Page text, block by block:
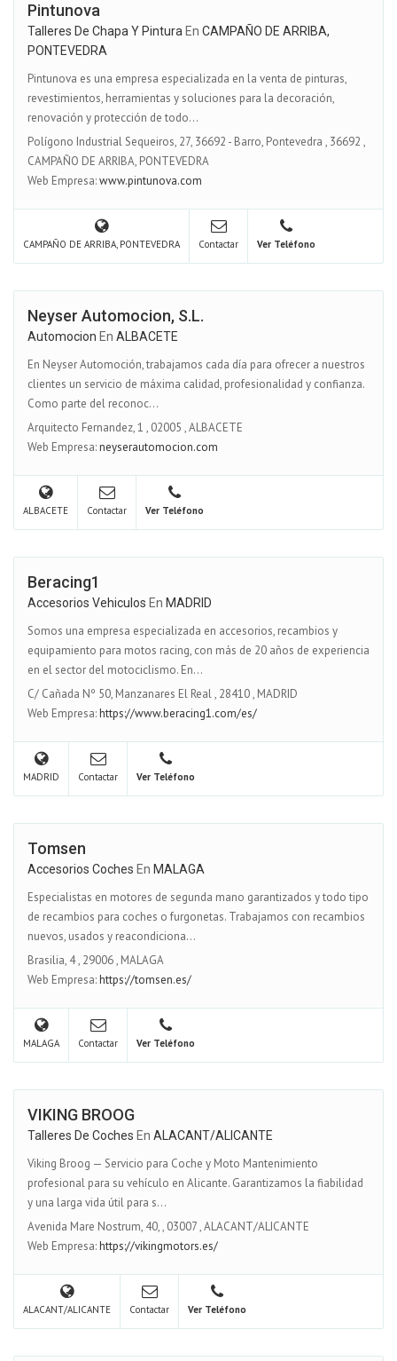
Pintunova
Talleres De Chapa Y Pintura En CAMPAÑO DE ARRIBA,
PONTEVEDRA
Pintunova es una empresa especializada en la venta de pinturas,
revestimientos, herramientas y soluciones para la decoración,
renovación y protección de todo...
Polígono Industrial Sequeiros, 27, 36692 - Barro, Pontevedra , 36692 ,
CAMPAÑO DE ARRIBA, PONTEVEDRA
Web Empresa:www.pintunova.com
CAMPAÑO DE ARRIBA, PONTEVEDRA Contactar Ver Teléfono
Neyser Automocion, S.L.
Automocion En ALBACETE
En Neyser Automoción, trabajamos cada día para ofrecer a nuestros
clientes un servicio de máxima calidad, profesionalidad y confianza.
Como parte del reconoc...
Arquitecto Fernandez, 1 , 02005 ,ALBACETE
Web Empresa:neyserautomocion.com
ALBACETE Contactar Ver Teléfono
Beracing1
Accesorios Vehiculos En MADRID
Somos una empresa especializada en accesorios, recambios y
equipamiento para motos racing, con más de 20 años de experiencia
en el sector del motociclismo. En...
C/ Cañada Nº 50, Manzanares El Real, 28410, MADRID
Web Empresa:https://www.beracing1.com/es/
MADRID Contactar Ver Teléfono
Tomsen
Accesorios Coches En MALAGA
Especialistas en motores de segunda mano garantizados y todo tipo
de recambios para coches o furgonetas. Trabajamos con recambios
nuevos, usados y reacondiciona...
Brasilia, 4, 29006, MALAGA
Web Empresa:https://tomsen.es/
MALAGA Contactar Ver Teléfono
VIKING BROOG
Talleres De Coches En ALACANT/ALICANTE
Viking Broog — Servicio para Coche y Moto Mantenimiento
profesional para su vehículo en Alicante. Garantizamos la fiabilidad
y una larga vida útil para s...
Avenida Mare Nostrum, 40,, 03007,ALACANT/ALICANTE
Web Empresa:https://vikingmotors.es/
ALACANT/ALICANTE Contactar Ver Teléfono